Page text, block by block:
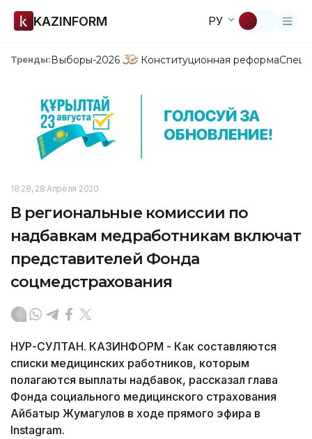
KAZINFORM РУ
Тренды:Выборы-2026 Конституционная реформа
18:28, 28 Апреля 2020
В региональные комиссии по
надбавкам медработникам включат
представителей Фонда
соцмедстрахования
НУР-СУЛТАН. КАЗИНФОРМ - Как составляются
списки медицинских работников, которым
полагаются выплаты надбавок, рассказал глава
Фонда социального медицинского страхования
Айбатыр Жумагулов в ходе прямого эфира в
Instagram.